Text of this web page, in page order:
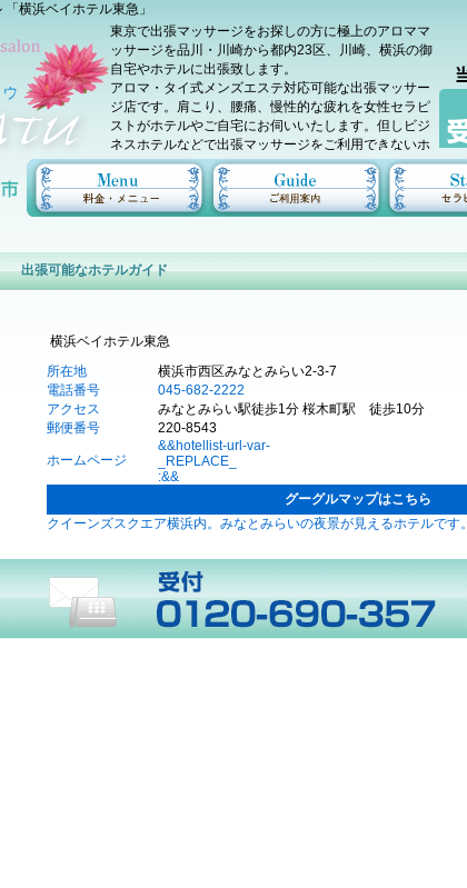
横浜ベイホテル東急」
東京で出張マッサージをお探しの方に極上のアロママ
ッサージを品川・川崎から都内23区、川崎、横浜の御
自宅やホテルに出張致します。
アロマ・タイ式メンズエステ対応可能な出張マッサー
ジ店です。肩こり、腰痛、慢性的な疲れを女性セラピ
ストがホテルやご自宅にお伺いいたします。但しビジ
ネスホテルなどで出張マッサージをご利用できないホ
テルがございます。東京都内などの利用可能なホテル
かどうかはご利用前にお店にご確認をお願いいたしま
す。
出張可能なホテルガイド
横浜ベイホテル東急
所在地
横浜市西区みなとみらい2‐3‐7
電話番号
045-682-2222
アクセス
みなとみらい駅徒歩1分 桜木町駅 徒歩10分
郵便番号
220-8543
ホームページ
&&hotellist-url-var-
_REPLACE_
:&&
グーグルマップはこちら
クイーンズスクエア横浜内。みなとみらいの夜景が見えるホテルです。